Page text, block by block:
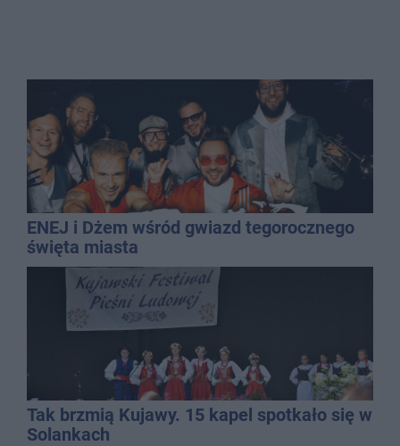
ENEJ i Dżem wśród gwiazd tegorocznego
święta miasta
Tak brzmią Kujawy. 15 kapel spotkało się w
Solankach